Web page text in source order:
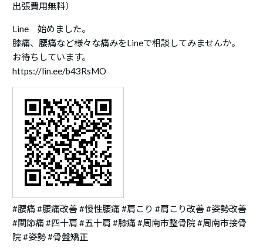
出張費用無料）
Line 始めました。
膝痛、腰痛など様々な痛みをLineで相談してみませんか。
お待ちしています。
https://lin.ee/b43RsMO
#腰痛 #腰痛改善 #慢性腰痛 #肩こり #肩こり改善 #姿勢改善
#関節痛 #四十肩 #五十肩 #膝痛 #周南市整骨院 #周南市接骨
院 #姿勢 #骨盤矯正